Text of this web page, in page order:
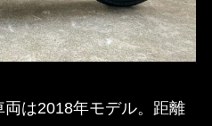
は2018年モデル。距離